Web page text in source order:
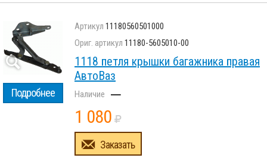
Подробнее
11180560501000
11180-5605010-00
1118 петля крышки багажника правая
АвтоВаз
–
1 080
Заказать